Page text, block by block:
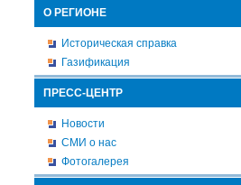
О РЕГИОНЕ
Историческая справка
Газификация
ПРЕСС-ЦЕНТР
Новости
СМИ о нас
Фотогалерея